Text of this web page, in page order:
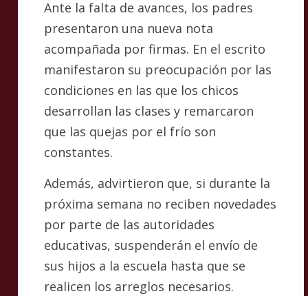
Ante la falta de avances, los padres
presentaron una nueva nota
acompañada por firmas. En el escrito
manifestaron su preocupación por las
condiciones en las que los chicos
desarrollan las clases y remarcaron
que las quejas por el frío son
constantes.
Además, advirtieron que, si durante la
próxima semana no reciben novedades
por parte de las autoridades
educativas, suspenderán el envío de
sus hijos a la escuela hasta que se
realicen los arreglos necesarios.